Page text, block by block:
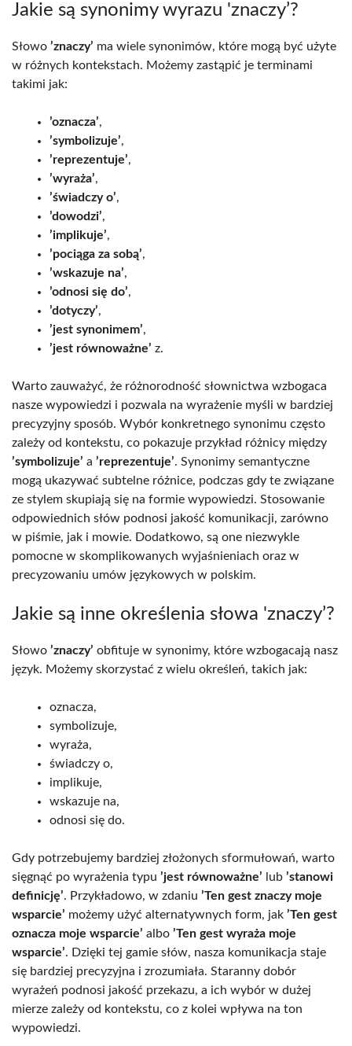
Jakie są synonimy wyrazu 'znaczy’?
Słowo ’znaczy’ ma wiele synonimów, które mogą być użyte
w różnych kontekstach. Możemy zastąpić je terminami
takimi jak:
’oznacza’,
’symbolizuje’,
’reprezentuje’,
’wyraża’,
’świadczy o’,
’dowodzi’,
’implikuje’,
’pociąga za sobą’,
’wskazuje na’,
’odnosi się do’,
’dotyczy’,
’jest synonimem’,
’jest równoważne’ z.
Warto zauważyć, że różnorodność słownictwa wzbogaca
nasze wypowiedzi i pozwala na wyrażenie myśli w bardziej
precyzyjny sposób. Wybór konkretnego synonimu często
zależy od kontekstu, co pokazuje przykład różnicy między
’symbolizuje’ a ’reprezentuje’. Synonimy semantyczne
mogą ukazywać subtelne różnice, podczas gdy te związane
ze stylem skupiają się na formie wypowiedzi. Stosowanie
odpowiednich słów podnosi jakość komunikacji, zarówno
w piśmie, jak i mowie. Dodatkowo, są one niezwykle
pomocne w skomplikowanych wyjaśnieniach oraz w
precyzowaniu umów językowych w polskim.
Jakie są inne określenia słowa 'znaczy’?
Słowo ’znaczy’ obfituje w synonimy, które wzbogacają nasz
język. Możemy skorzystać z wielu określeń, takich jak:
oznacza,
symbolizuje,
wyraża,
świadczy o,
implikuje,
wskazuje na,
odnosi się do.
Gdy potrzebujemy bardziej złożonych sformułowań, warto
sięgnąć po wyrażenia typu ’jest równoważne’ lub ’stanowi
definicję’. Przykładowo, w zdaniu ’Ten gest znaczy moje
wsparcie’ możemy użyć alternatywnych form, jak ’Ten gest
oznacza moje wsparcie’ albo ’Ten gest wyraża moje
wsparcie’. Dzięki tej gamie słów, nasza komunikacja staje
się bardziej precyzyjna i zrozumiała. Staranny dobór
wyrażeń podnosi jakość przekazu, a ich wybór w dużej
mierze zależy od kontekstu, co z kolei wpływa na ton
wypowiedzi.